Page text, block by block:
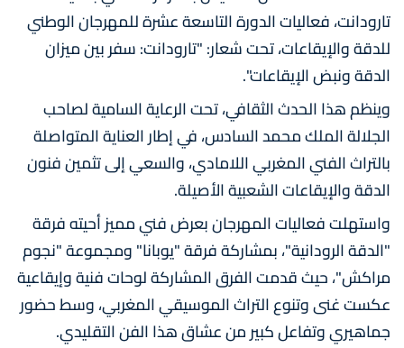
تارودانت، فعاليات الدورة التاسعة عشرة للمهرجان الوطني
للدقة والإيقاعات، تحت شعار: "تارودانت: سفر بين ميزان
الدقة ونبض الإيقاعات".
وينظم هذا الحدث الثقافي، تحت الرعاية السامية لصاحب
الجلالة الملك محمد السادس، في إطار العناية المتواصلة
بالتراث الفني المغربي اللامادي، والسعي إلى تثمين فنون
الدقة والإيقاعات الشعبية الأصيلة.
واستهلت فعاليات المهرجان بعرض فني مميز أحيته فرقة
"الدقة الرودانية"، بمشاركة فرقة "يوبانا" ومجموعة "نجوم
مراكش"، حيث قدمت الفرق المشاركة لوحات فنية وإيقاعية
عكست غنى وتنوع التراث الموسيقي المغربي، وسط حضور
جماهيري وتفاعل كبير من عشاق هذا الفن التقليدي.